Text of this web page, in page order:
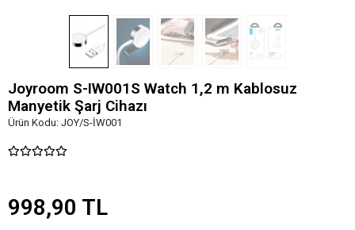
Joyroom S-IW001S Watch 1,2 m Kablosuz
Manyetik Şarj Cihazı
Ürün Kodu: JOY/S-İW001
998,90 TL